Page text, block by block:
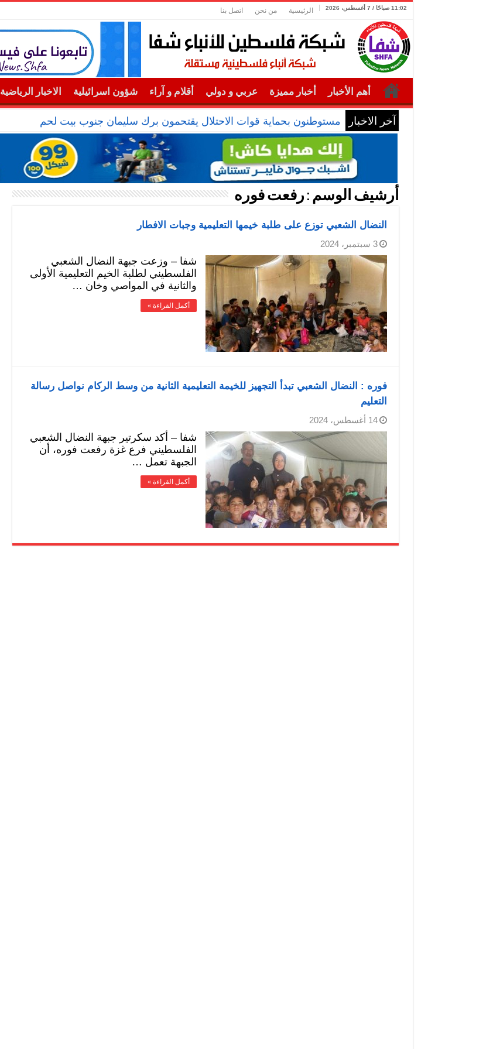
11:02 صباحًا / 7 أغسطس، 2026 الرئيسية من نحن اتصل بنا
أهم الأخبار أخبار مميزة عربي و دولي أقلام و آراء شؤون اسرائيلية الاخبار الرياضية
آخر الاخبار مستوطنون بحماية قوات الاحتلال يقتحمون برك سليمان جنوب بيت لحم
أرشيف الوسم : رفعت فوره
النضال الشعبي توزع على طلبة خيمها التعليمية وجبات الافطار
3 سبتمبر، 2024
شفا – وزعت جبهة النضال الشعبي
الفلسطيني لطلبة الخيم التعليمية الأولى
والثانية في المواصي وخان …
أكمل القراءة »
فوره : النضال الشعبي تبدأ التجهيز للخيمة التعليمية الثانية من وسط الركام نواصل رسالة
التعليم
14 أغسطس، 2024
شفا – أكد سكرتير جبهة النضال الشعبي
الفلسطيني فرع غزة رفعت فوره، أن
الجبهة تعمل …
أكمل القراءة »